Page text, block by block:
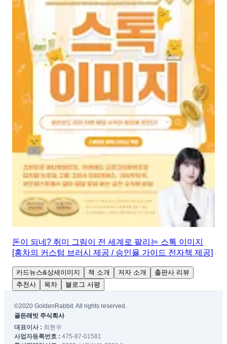
돈이 되네? 취미 그림이 전 세계로 팔리는 스톡 이미지
[홍차의 커스텀 브러시 제공 / 승인율 가이드 전자책 제공]
카드뉴스&상세이미지 책 소개 저자 소개
출판사 리뷰
추천사
목차 블로그 서평
©2020 GoldenRabbit. All rights reserved.
골든래빗 주식회사
대표이사 : 최현우
사업자등록번호 : 475-87-01581